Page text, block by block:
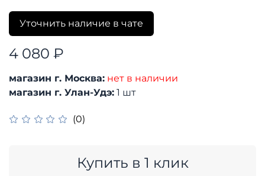
(0)
Уточнить наличие в чате
4 080 ₽
Купить в 1 клик
магазин г. Москва: нет в наличии
магазин г. Улан-Удэ: 1 шт